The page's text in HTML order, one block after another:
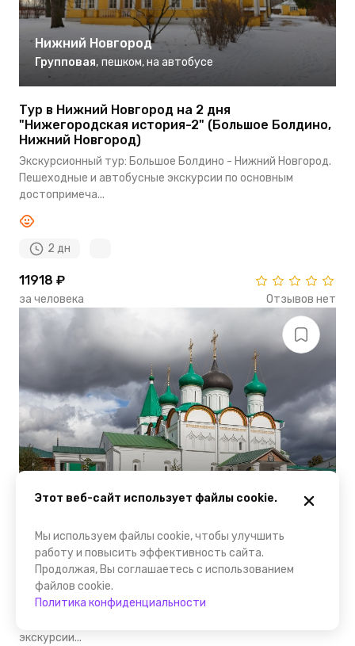
Нижний Новгород
Групповая, пешком, на автобусе
Тур в Нижний Новгород на 2 дня
"Нижегородская история-2" (Большое Болдино,
Нижний Новгород)
Экскурсионный тур: Большое Болдино - Нижний Новгород.
Пешеходные и автобусные экскурсии по основным
достопримеча...
2 дн
11918 ₽
за человека Отзывов нет
Групповая, пешком, на автобусе
Тур в Нижний Новгород на 2 дня
"Нижегородские традиции-2" (Арзамас,
Пешелань, Нижний Новгород)
Экскурсионный тур по маршруту: Арзамас - Пешелань -
экскурсии...
Этот веб-сайт использует файлы cookie.
Мы используем файлы cookie, чтобы улучшить
работу и повысить эффективность сайта.
Продолжая, Вы соглашаетесь с использованием
файлов cookie.
Политика конфиденциальности